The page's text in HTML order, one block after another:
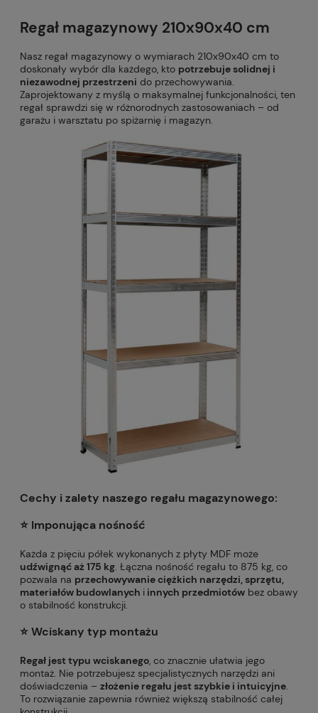
Regał magazynowy 210x90x40 cm
Nasz regał magazynowy o wymiarach 210x90x40 cm to
doskonały wybór dla każdego, kto potrzebuje solidnej i
niezawodnej przestrzeni do przechowywania.
Zaprojektowany z myślą o maksymalnej funkcjonalności, ten
regał sprawdzi się w różnorodnych zastosowaniach – od
garażu i warsztatu po spiżarnię i magazyn.
Cechy i zalety naszego regału magazynowego:
⭐️ Imponująca nośność
Każda z pięciu półek wykonanych z płyty MDF może
udźwignąć aż 175 kg. Łączna nośność regału to 875 kg, co
pozwala na przechowywanie ciężkich narzędzi, sprzętu,
materiałów budowlanych i innych przedmiotów bez obawy
o stabilność konstrukcji.
⭐️ Wciskany typ montażu
Regał jest typu wciskanego, co znacznie ułatwia jego
montaż. Nie potrzebujesz specjalistycznych narzędzi ani
doświadczenia – złożenie regału jest szybkie i intuicyjne.
To rozwiązanie zapewnia również większą stabilność całej